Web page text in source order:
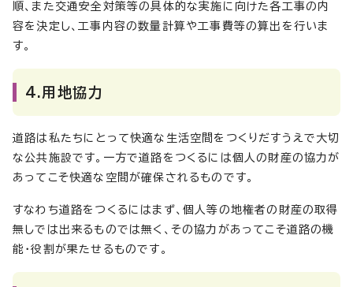
順、また交通安全対策等の具体的な実施に向けた各工事の内
容を決定し、工事内容の数量計算や工事費等の算出を行いま
す。
4.用地協力
道路は私たちにとって快適な生活空間をつくりだすうえで大切
な公共施設です。一方で道路をつくるには個人の財産の協力が
あってこそ快適な空間が確保されるものです。
すなわち道路をつくるにはまず、個人等の地権者の財産の取得
無しでは出来るものでは無く、その協力があってこそ道路の機
能・役割が果たせるものです。